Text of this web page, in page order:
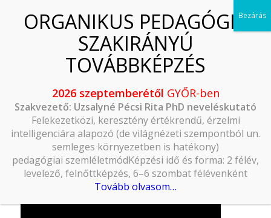
2026 szeptemberétől GYŐR-ben
Szakvezető: Uzsalyné Pécsi Rita PhD neveléskutató
Felekezetközi, keresztény értékrendű, érzelmi
intelligenciára alapozó (de világnézeti szempontból un.
semleges környezetben is hatékony)
pedagógiai szemléletmódKépzési idő és forma: 2 félév,
levelező, felnőttképzés, 6–6 szombat félévenként
Tovább olvasom…